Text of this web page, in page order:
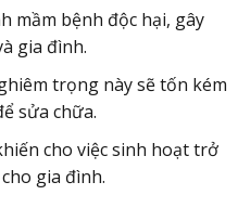
mầm bệnh độc hại, gây
gia đình.
trọng này sẽ tốn kém
sửa chữa.
cho việc sinh hoạt trở
gia đình.